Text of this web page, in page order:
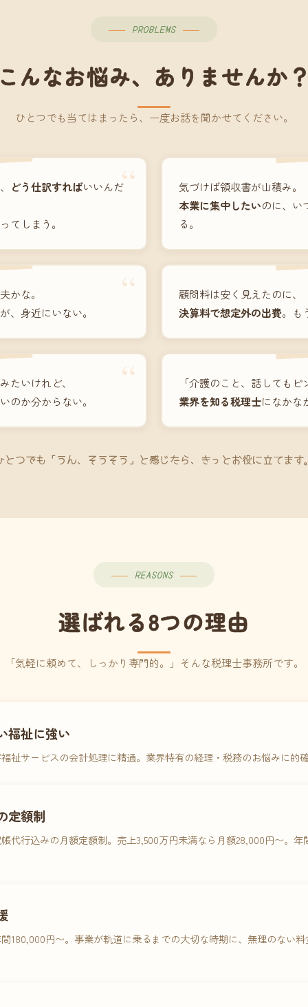
PROBLEMS
んなお悩み、ありませんか？
ひとつでも当てはまったら、一度お話を聞かせてください。
“
どう仕訳すればいいんだ
てしまう。
気づけば領収書が山積み。
本業に集中したいのに、い
る。
“
かな。
、身近にいない。
顧問料は安く見えたのに、
決算料で想定外の出費。も
“
たいけれど、
のか分からない。
「介護のこと、話してもピ
業界を知る税理士になかな
とつでも「うん、そうそう」と感じたら、きっとお役に立てます。
REASONS
選ばれる8つの理由
「気軽に頼めて、しっかり専門的。」そんな税理士事務所です。
福祉に強い
祉サービスの会計処理に精通。業界特有の経理・税務のお悩みに的
定額制
代行込みの月額定額制。売上3,500万円未満なら月額28,000円〜。年
180,000円〜。事業が軌道に乗るまでの大切な時期に、無理のない料